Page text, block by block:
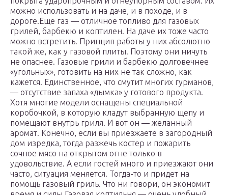
можно использовать и на даче, и в походе, и в
дороге.Еще газ — отличное топливо для газовых
грилей, барбекю и коптилен. На даче их тоже часто
можно встретить. Принцип работы у них абсолютно
такой же, как у газовой плиты. Поэтому они ничуть
не опаснее. Газовые грили и барбекю долговечнее
«угольных», готовить на них не так сложно, как
кажется. Единственное, что смутит многих гурманов,
— отсутствие запаха «дымка» у готового продукта.
Хотя многие модели оснащены специальной
коробочкой, в которую кладут выбранную щепу и
помещают внутрь гриля. И вот он — желанный
аромат. Конечно, если вы приезжаете в загородный
дом изредка, тогда разжечь костер и пожарить
сочное мясо на открытом огне только в
удовольствие. А если гостей много и приезжают они
часто, ситуация меняется. Тогда-то и придет на
помощь газовый гриль. Что ни говори, он экономит